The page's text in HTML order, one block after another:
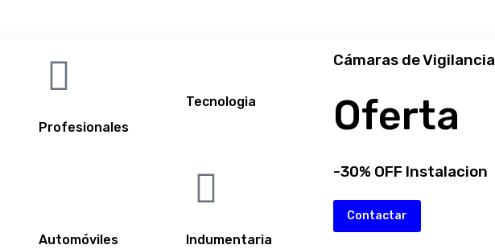
Profesionales
Tecnologia
Automóviles Indumentaria
Cámaras de Vigilancia
Oferta
-30% OFF Instalacion
Contactar